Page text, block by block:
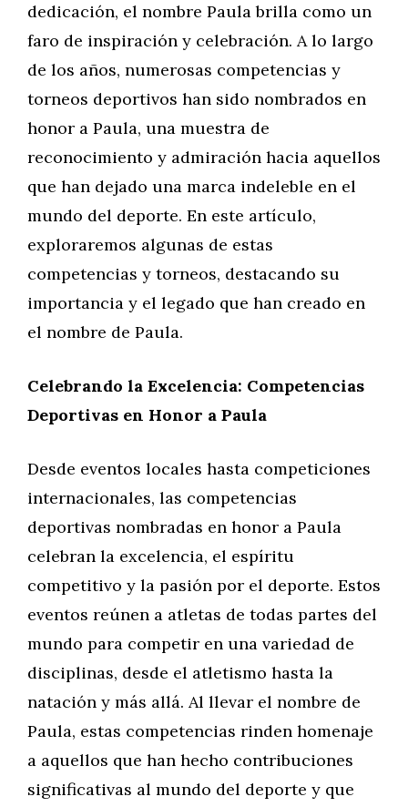
dedicación, el nombre Paula brilla como un
faro de inspiración y celebración. A lo largo
de los años, numerosas competencias y
torneos deportivos han sido nombrados en
honor a Paula, una muestra de
reconocimiento y admiración hacia aquellos
que han dejado una marca indeleble en el
mundo del deporte. En este artículo,
exploraremos algunas de estas
competencias y torneos, destacando su
importancia y el legado que han creado en
el nombre de Paula.
Celebrando la Excelencia: Competencias
Deportivas en Honor a Paula
Desde eventos locales hasta competiciones
internacionales, las competencias
deportivas nombradas en honor a Paula
celebran la excelencia, el espíritu
competitivo y la pasión por el deporte. Estos
eventos reúnen a atletas de todas partes del
mundo para competir en una variedad de
disciplinas, desde el atletismo hasta la
natación y más allá. Al llevar el nombre de
Paula, estas competencias rinden homenaje
a aquellos que han hecho contribuciones
significativas al mundo del deporte y que